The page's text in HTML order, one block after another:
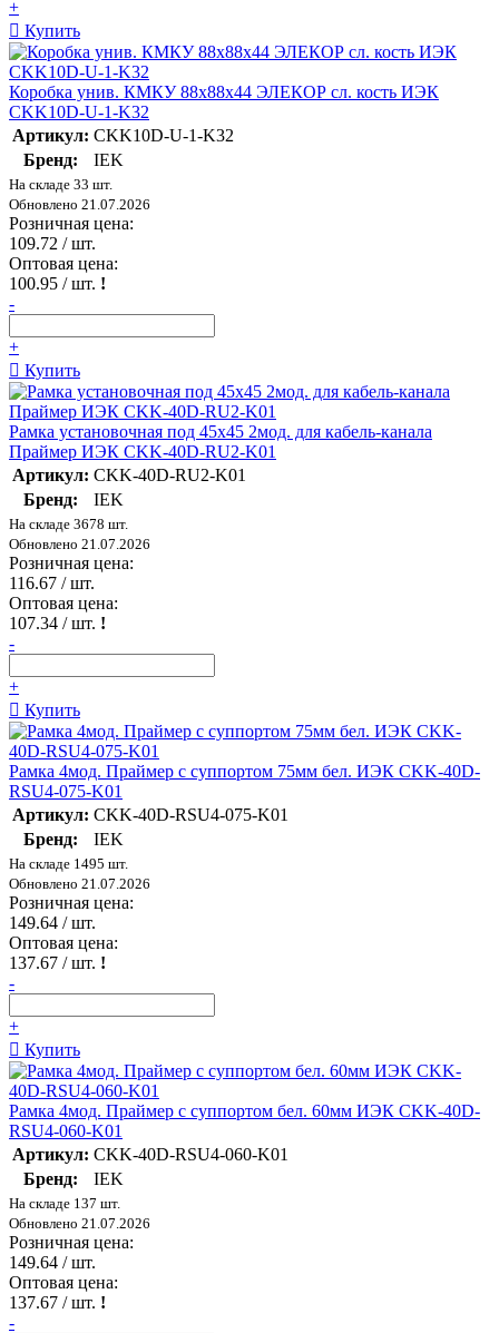
+
Купить
Коробка унив. КМКУ 88х88х44 ЭЛЕКОР сл. кость ИЭК
CKK10D-U-1-K32
Артикул: CKK10D-U-1-K32
Бренд:
IEK
На складе 33 шт.
Обновлено 21.07.2026
Розничная цена:
109.72 / шт.
Оптовая цена:
100.95 / шт. !
-
+
Купить
Рамка установочная под 45х45 2мод. для кабель-канала
Праймер ИЭК CKK-40D-RU2-K01
Артикул: CKK-40D-RU2-K01
Бренд:
IEK
На складе 3678 шт.
Обновлено 21.07.2026
Розничная цена:
116.67 / шт.
Оптовая цена:
107.34 / шт. !
-
+
Купить
Рамка 4мод. Праймер с суппортом 75мм бел. ИЭК CKK-40D-
RSU4-075-K01
Артикул: CKK-40D-RSU4-075-K01
Бренд:
IEK
На складе 1495 шт.
Обновлено 21.07.2026
Розничная цена:
149.64 / шт.
Оптовая цена:
137.67 / шт. !
-
+
Купить
Рамка 4мод. Праймер с суппортом бел. 60мм ИЭК CKK-40D-
RSU4-060-K01
Артикул: CKK-40D-RSU4-060-K01
Бренд:
IEK
На складе 137 шт.
Обновлено 21.07.2026
Розничная цена:
149.64 / шт.
Оптовая цена:
137.67 / шт. !
-